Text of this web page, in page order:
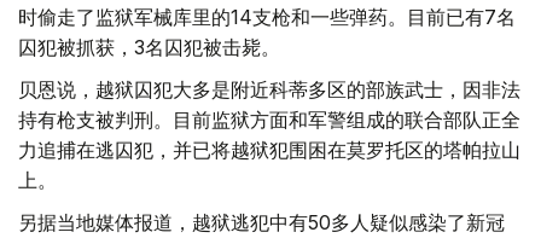
时偷走了监狱军械库里的14支枪和一些弹药。目前已有7名
囚犯被抓获，3名囚犯被击毙。
贝恩说，越狱囚犯大多是附近科蒂多区的部族武士，因非法
持有枪支被判刑。目前监狱方面和军警组成的联合部队正全
力追捕在逃囚犯，并已将越狱犯围困在莫罗托区的塔帕拉山
上。
另据当地媒体报道，越狱逃犯中有50多人疑似感染了新冠